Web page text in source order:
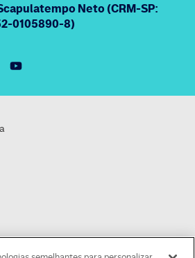
Neto (CRM-SP:
0105890-8)